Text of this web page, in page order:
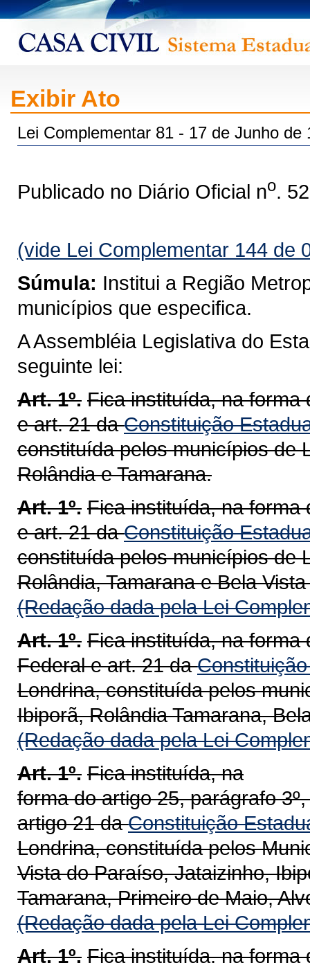
Exibir Ato
Lei Complementar 81 - 17 de Junho de
Publicado no Diário Oficial no.
(vide Lei Complementar 144 de
Súmula: Institui a Região
municípios que especifica.
A Assembléia Legislativa do
seguinte lei:
Art. 1º. Fica instituída, na forma
e art. 21 daConstituição
constituída pelos municípios de
Rolândia e Tamarana.
Art. 1º. Fica instituída, na forma
e art. 21 daConstituição
constituída pelos municípios de
Rolândia, Tamarana e Bela
(Redação dada pela Lei
Art. 1º. Fica instituída, na forma
Federale art. 21 da
Londrina, constituída pelos
Ibiporã, Rolândia Tamarana,
(Redação dada pela Lei
Art. 1º. Fica instituída, na
forma do artigo 25, parágrafo
artigo 21 daConstituição
Londrina, constituída pelos
Vista do Paraíso, Jataizinho,
Tamarana, Primeiro de Maio,
(Redação dada pela Lei
Art. 1º. Fica instituída, na forma